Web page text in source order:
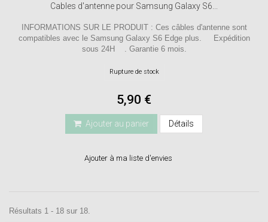
Cables d'antenne pour Samsung Galaxy S6...
INFORMATIONS SUR LE PRODUIT : Ces câbles d'antenne sont
compatibles avec le Samsung Galaxy S6 Edge plus. Expédition
sous 24H . Garantie 6 mois.
Rupture de stock
5,90 €
Ajouter au panier Détails
Ajouter à ma liste d'envies
Résultats 1 - 18 sur 18.